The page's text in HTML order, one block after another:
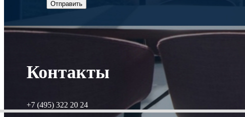
Контакты
+7 (495) 322 20 24